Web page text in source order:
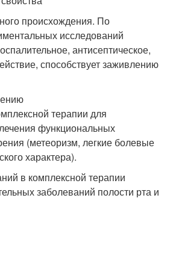
происхождения. По
исследований
антисептическое,
способствует заживлению
терапии для
функциональных
(метеоризм, легкие болевые
характера).
в комплексной терапии
заболеваний полости рта и